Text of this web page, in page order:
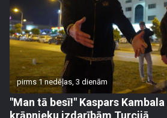
pirms 1 nedēļas, 3 dienām
"Man tā besī!" Kaspars
krāpnieku izdarībām Turcijā